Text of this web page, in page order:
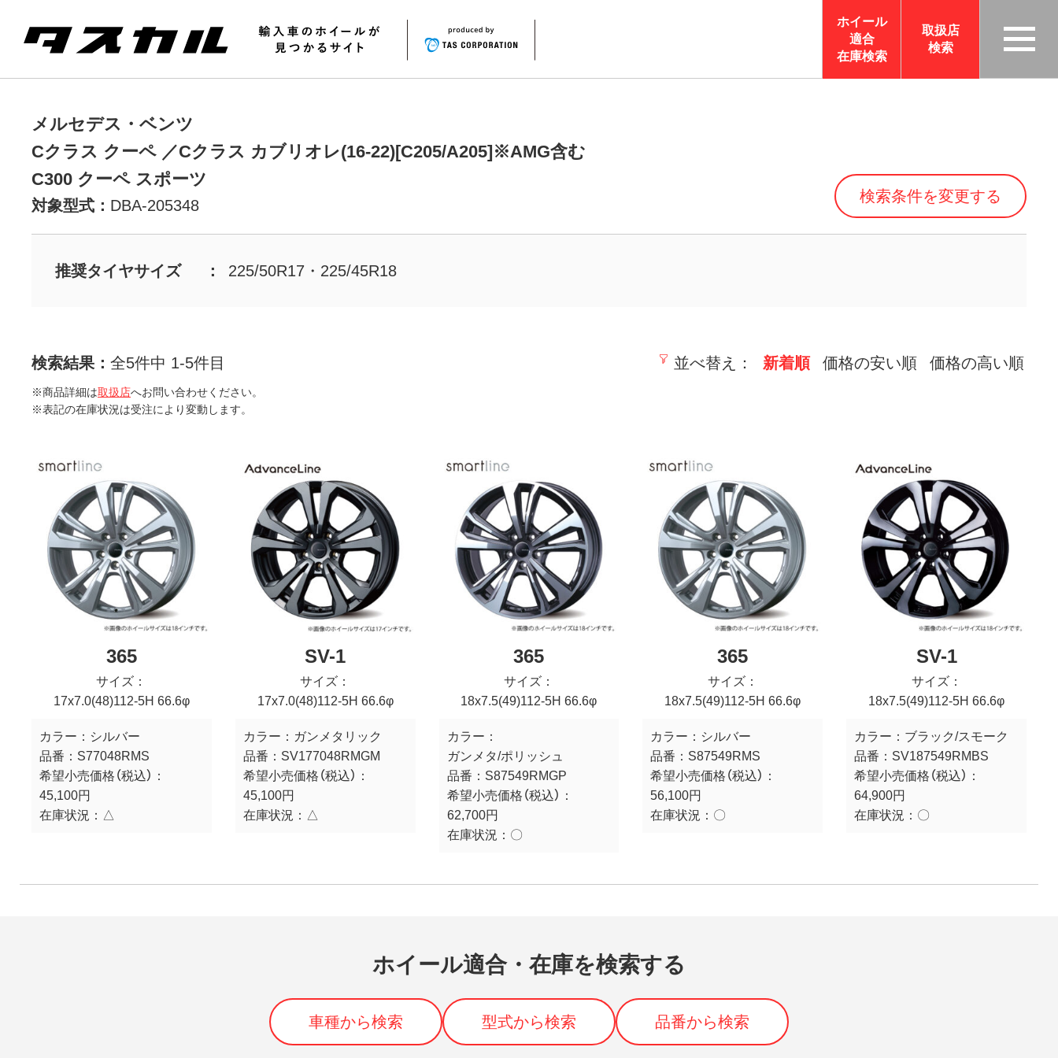
ホイール
適合
在庫検索
取扱店
検索
メルセデス・ベンツ
Cクラス クーペ ／Cクラス カブリオレ(16-22)[C205/A205]※AMG含む
C300 クーペ スポーツ
対象型式： DBA-205348
検索条件を変更する
推奨タイヤサイズ 225/50R17・225/45R18
検索結果： 全5件中 1-5件目
※商品詳細は取扱店へお問い合わせください。
※表記の在庫状況は受注により変動します。
並べ替え： 新着順 価格の安い順 価格の高い順
365
サイズ：
17x7.0(48)112-5H 66.6φ
カラー： シルバー
品番： S77048RMS
希望小売価格（税込）：
45,100円
在庫状況： △
SV-1
サイズ：
17x7.0(48)112-5H 66.6φ
カラー： ガンメタリック
品番： SV177048RMGM
希望小売価格（税込）：
45,100円
在庫状況： △
365
サイズ：
18x7.5(49)112-5H 66.6φ
カラー：
ガンメタ/ポリッシュ
品番： S87549RMGP
希望小売価格（税込）：
62,700円
在庫状況： 〇
365
サイズ：
18x7.5(49)112-5H 66.6φ
カラー： シルバー
品番： S87549RMS
希望小売価格（税込）：
56,100円
在庫状況： 〇
SV-1
サイズ：
18x7.5(49)112-5H 66.6φ
カラー： ブラック/スモーク
品番： SV187549RMBS
希望小売価格（税込）：
64,900円
在庫状況： 〇
ホイール適合・在庫を検索する
車種から検索 型式から検索 品番から検索
TAS
CO
ON
サイ